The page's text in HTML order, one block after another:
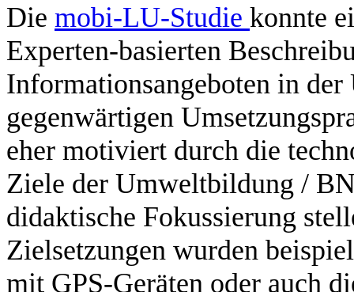
Die mobi-LU-Studie konnte
Experten-basierten
Informationsangeboten in
gegenwärtigen
eher motiviert durch die
Ziele der Umweltbildung /
didaktische Fokussierung
Zielsetzungen wurden
mit GPS-Geräten oder auch